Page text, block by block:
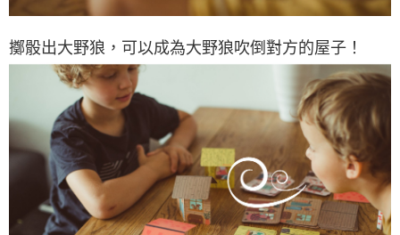
擲骰出大野狼，可以成為大野狼吹倒對方的屋子！